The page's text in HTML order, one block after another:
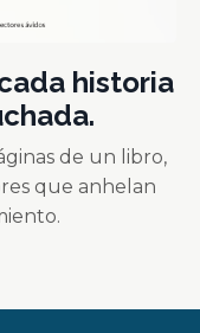
historia
de un libro,
que anhelan